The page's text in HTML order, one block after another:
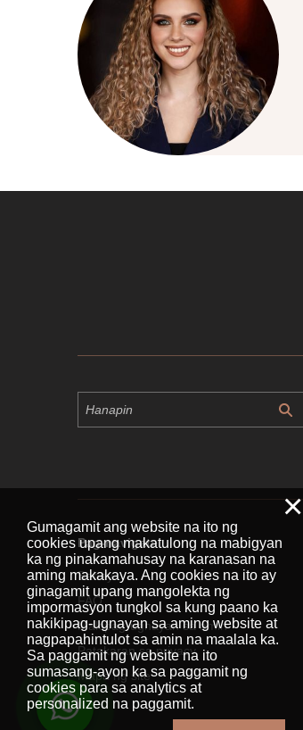
Pag-navigate
Bahay
FAQ
Makipag-ugnayan sa amin
Patakaran sa privacy
Mapa ng site
×
Gumagamit ang website na ito ng
cookies upang makatulong na mabigyan
ka ng pinakamahusay na karanasan na
aming makakaya. Ang cookies na ito ay
ginagamit upang mangolekta ng
impormasyon tungkol sa kung paano ka
nakikipag-ugnayan sa aming website at
nagpapahintulot sa amin na maalala ka.
Sa paggamit ng website na ito
sumasang-ayon ka sa paggamit ng
cookies para sa analytics at
personalized na paggamit.